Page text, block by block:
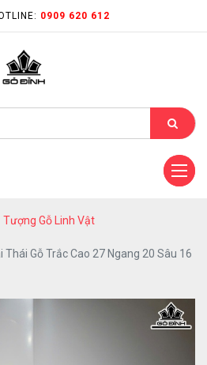
0909 620 612
Tượng Gỗ Linh Vật
Gỗ Trắc Cao 27 Ngang 20 Sâu 16